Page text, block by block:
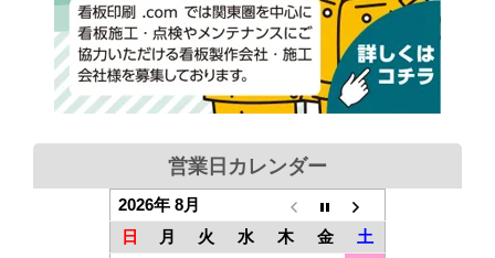
営業日カレンダー
2026年 8月
日
月 火 水 木 金
土